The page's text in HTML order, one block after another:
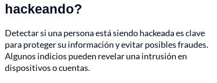
hackeando?
Detectar si una persona está siendo hackeada es clave
para proteger su información y evitar posibles fraudes.
Algunos indicios pueden revelar una intrusión en
dispositivos o cuentas.